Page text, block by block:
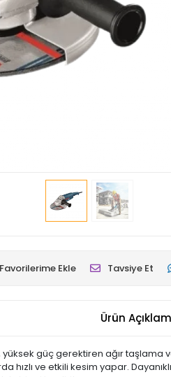
Favorilerime Ekle Tavsiye Et
Ürün
yüksek güç gerektiren ağır
hızlı ve etkili kesim yapar.